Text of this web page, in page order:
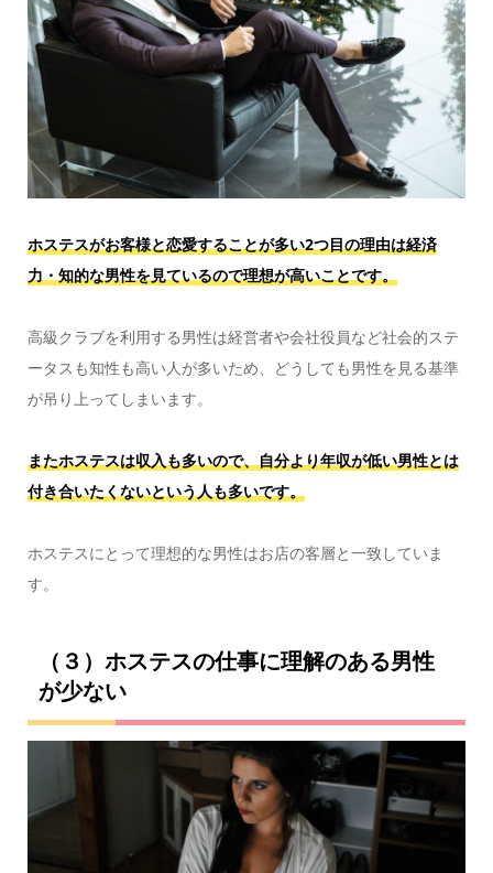
ホステスがお客様と恋愛することが多い2つ目の理由は経済
力・知的な男性を見ているので理想が高いことです。
高級クラブを利用する男性は経営者や会社役員など社会的ステ
ータスも知性も高い人が多いため、どうしても男性を見る基準
が吊り上ってしまいます。
またホステスは収入も多いので、自分より年収が低い男性とは
付き合いたくないという人も多いです。
ホステスにとって理想的な男性はお店の客層と一致していま
す。
（３）ホステスの仕事に理解のある男性
が少ない